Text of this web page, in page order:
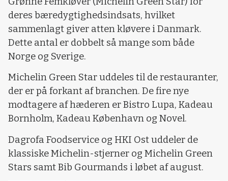
deres bæredygtighedsindsats, hvilket
sammenlagt giver atten kløvere i Danmark.
Dette antal er dobbelt så mange som både
Norge og Sverige.
Michelin Green Star uddeles til de restauranter,
der er på forkant af branchen. De fire nye
modtagere af hæderen er Bistro Lupa, Kadeau
Bornholm, Kadeau København og Novel.
Dagrofa Foodservice og HKI Ost uddeler de
klassiske Michelin-stjerner og Michelin Green
Stars samt Bib Gourmands i løbet af august.